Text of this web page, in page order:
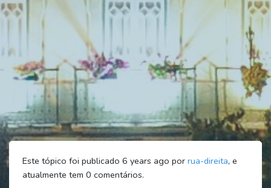
Este tópico foi publicado 6 years ago por rua-direita, e
atualmente tem 0 comentários.